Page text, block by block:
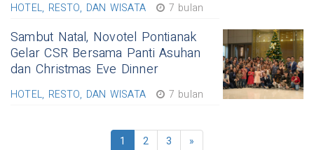
HOTEL, RESTO, DAN WISATA 7 bulan
Sambut Natal, Novotel Pontianak
Gelar CSR Bersama Panti Asuhan
dan Christmas Eve Dinner
HOTEL, RESTO, DAN WISATA 7 bulan
1 2 3 »